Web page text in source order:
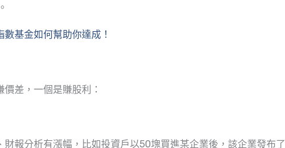
基金如何幫助你達成！
差，一個是賺股利：
報分析有漲幅，比如投資戶以50塊買進某企業後，該企業發布了